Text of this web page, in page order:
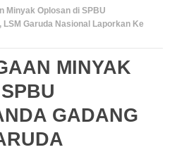
Minyak Oplosan di SPBU
LSM Garuda Nasional Laporkan Ke
MINYAK
GADANG